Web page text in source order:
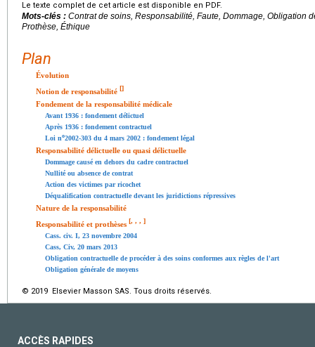
Le texte complet de cet article est disponible en PDF.
Mots-clés : Contrat de soins, Responsabilité, Faute, Dommage, Obligation
Prothèse, Éthique
Plan
Évolution
Notion de responsabilité []
Fondement de la responsabilité médicale
Avant 1936 : fondement délictuel
Après 1936 : fondement contractuel
Loi no2002-303 du 4 mars 2002 : fondement légal
Responsabilité délictuelle ou quasi délictuelle
Dommage causé en dehors du cadre contractuel
Nullité ou absence de contrat
Action des victimes par ricochet
Déqualification contractuelle devant les juridictions répressives
Nature de la responsabilité
Responsabilité et prothèses [, , , ]
Cass. civ. I, 23 novembre 2004
Cass, Civ, 20 mars 2013
Obligation contractuelle de procéder à des soins conformes aux règles de l'art
Obligation générale de moyens
© 2019 Elsevier Masson SAS. Tous droits réservés.
ACCÈS RAPIDES